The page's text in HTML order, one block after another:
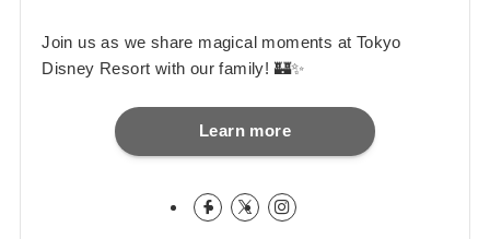
Join us as we share magical moments at Tokyo
Disney Resort with our family! 🏰✨
Learn more